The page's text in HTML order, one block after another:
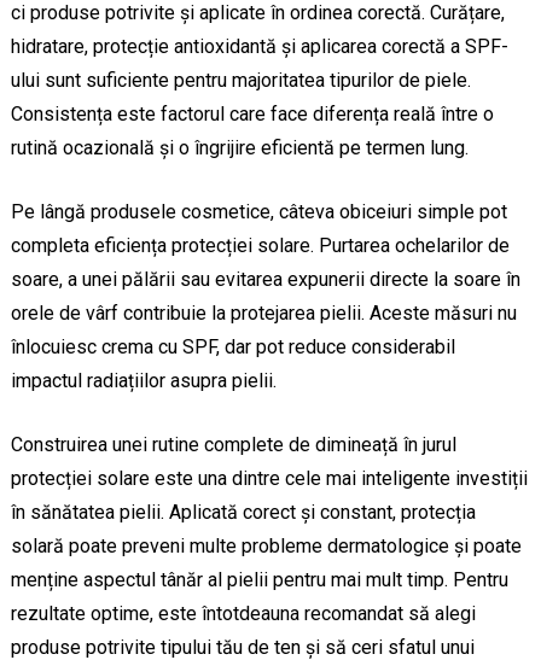
ci produse potrivite și aplicate în ordinea corectă. Curățare,
hidratare, protecție antioxidantă și aplicarea corectă a SPF-
ului sunt suficiente pentru majoritatea tipurilor de piele.
Consistența este factorul care face diferența reală între o
rutină ocazională și o îngrijire eficientă pe termen lung.
Pe lângă produsele cosmetice, câteva obiceiuri simple pot
completa eficiența protecției solare. Purtarea ochelarilor de
soare, a unei pălării sau evitarea expunerii directe la soare în
orele de vârf contribuie la protejarea pielii. Aceste măsuri nu
înlocuiesc crema cu SPF, dar pot reduce considerabil
impactul radiațiilor asupra pielii.
Construirea unei rutine complete de dimineață în jurul
protecției solare este una dintre cele mai inteligente investiții
în sănătatea pielii. Aplicată corect și constant, protecția
solară poate preveni multe probleme dermatologice și poate
menține aspectul tânăr al pielii pentru mai mult timp. Pentru
rezultate optime, este întotdeauna recomandat să alegi
produse potrivite tipului tău de ten și să ceri sfatul unui